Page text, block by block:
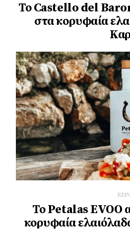
Το Castello del
στα κορυφαία
Το Petalas EVOO
κορυφαία